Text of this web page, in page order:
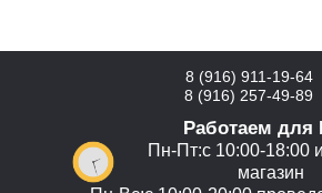
8 (916) 911-19-64
8 (916) 257-49-89
Работаем для
Пн-Пт:с 10:00-18:00
магазин